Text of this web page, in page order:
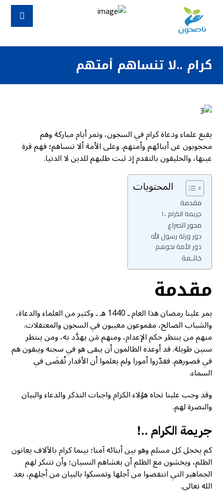
كرام ..لا تنساهم أمتهم
يقبع علماء ودعاة كرام في السجون، وتمر أيام مباركة وهم
محجوبون عن أبنائهم وأمتهم. وعلى الأمة ألا تنساهم؛ فهم قرة
عينها، والخليقون بالتقدم إذ ثبت طلبهم للدين لا الدنيا.
المحتويات
مقدمة
جريمة الكرام ..!
محور الصراع
دور ورثة رسول الله
دور الأمة نحوهم
خاتـمة
مقدمة
يمر علينا رمضان هذا العام ـ 1440 هـ ـ وكثير من العلماء والدعاة،
والشباب الصالح، مقموعون مغيبون في السجون والمعتقلات.
منهم من ينتظر حكم الإعدام، ومنهم مَن يهدَّد به، ومن ينتظر
سنين طويلة. قد أوعده الظالمون أن يبقى هو في سجنه ويبقون هم
في قصورهم. فقدّروا أمورا ولم يعلموا أن الأقدار تُقضَى في
السماء.
وقد وجب علينا تجاه هؤلاء الكرام واجبات التذكر والدعاء والبيان
والنصرة لهم.
جريمة الكرام ..!
كم يخجل كل مسلم وهو بين أبنائه آمنا؛ بينما كرام بالآلاف يعانون
الظلم، ويخشون مع الظلم أن يغشاهم النسيان؛ وأن تتنكر لهم
الجماهير التي انتفضوا من أجلها وتمسكوا بالبيان من أجلهم، بعد
الله تعالى.